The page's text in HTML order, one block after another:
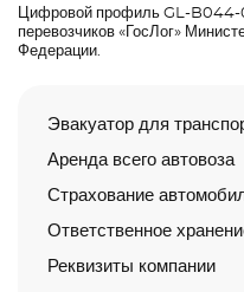
Цифровой профиль GL-
перевозчиков «ГосЛог»
Федерации.
Эвакуатор для
Аренда всего автовоза
Страхование
Ответственное
Реквизиты компании